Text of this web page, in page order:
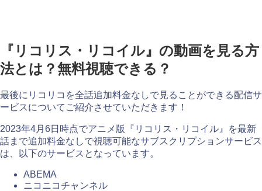
『リコリス・リコイル』の動画を見る方
法とは？無料視聴できる？
最後にリコリコを全話追加料金なしで見ることができる配信サ
ービスについてご紹介させていただきます！
2023年4月6日時点でアニメ版『リコリス・リコイル』を最新
話まで追加料金なしで視聴可能なサブスクリプションサービス
は、以下のサービスとなっています。
ABEMA
ニコニコチャンネル